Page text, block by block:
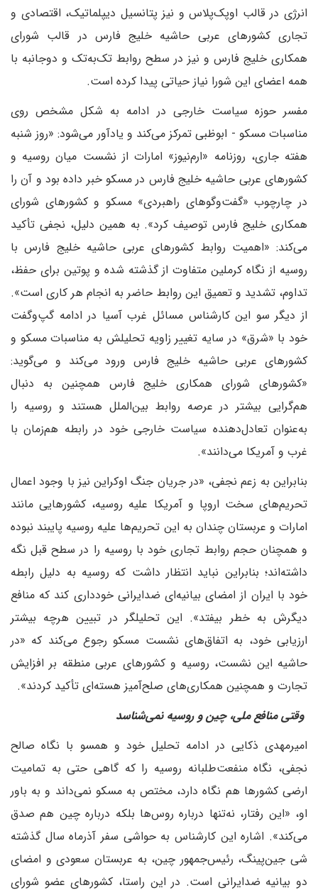
انرژی در قالب اوپک‌پلاس و نیز پتانسیل دیپلماتیک، اقتصادی و
تجاری کشورهای عربی حاشیه خلیج فارس در قالب شورای
همکاری خلیج فارس و نیز در سطح روابط تک‌به‌تک و دوجانبه با
همه اعضای این شورا نیاز حیاتی پیدا کرده است.
مفسر حوزه سیاست خارجی در ادامه به شکل مشخص روی
مناسبات مسکو - ابوظبی تمرکز می‌کند و یادآور می‌شود: «روز شنبه
هفته جاری، روزنامه «ارم‌نیوز» امارات از نشست میان روسیه و
کشورهای عربی حاشیه خلیج فارس در مسکو خبر داده بود و آن را
در چارچوب «گفت‌وگوهای راهبردی» مسکو و کشورهای شورای
همکاری خلیج فارس توصیف کرد». به همین دلیل، نجفی تأکید
می‌کند: «اهمیت روابط کشورهای عربی حاشیه خلیج فارس با
روسیه از نگاه کرملین متفاوت از گذشته شده و پوتین برای حفظ،
تداوم، تشدید و تعمیق این روابط حاضر به انجام هر کاری است».
از دیگر سو این کارشناس مسائل غرب آسیا در ادامه گپ‌و‌گفت
خود با «شرق» در سایه تغییر زاویه تحلیلش به مناسبات مسکو و
کشورهای عربی حاشیه خلیج فارس ورود می‌کند و می‌گوید:
«کشورهای شورای همکاری خلیج فارس همچنین به دنبال
هم‌گرایی بیشتر در عرصه روابط بین‌الملل هستند و روسیه را
به‌عنوان تعادل‌دهنده سیاست خارجی خود در رابطه هم‌زمان با
غرب و آمریکا می‌دانند».
بنابراین به زعم نجفی، «در جریان جنگ اوکراین نیز با وجود اعمال
تحریم‌های سخت اروپا و آمریکا علیه روسیه، کشورهایی مانند
امارات و عربستان چندان به این تحریم‌ها علیه روسیه پایبند نبوده
و همچنان حجم روابط تجاری خود با روسیه را در سطح قبل نگه
داشته‌اند؛ بنابراین نباید انتظار داشت که روسیه به دلیل رابطه
خود با ایران از امضای بیانیه‌ای ضدایرانی خودداری کند که منافع
دیگرش به خطر بیفتد». این تحلیلگر در تبیین هر‌چه بیشتر
ارزیابی خود، به اتفاق‌های نشست مسکو رجوع می‌کند که «در
حاشیه این نشست، روسیه و کشورهای عربی منطقه بر افزایش
تجارت و همچنین همکاری‌های صلح‌آمیز هسته‌ای تأکید کردند».
وقتی منافع ملی، چین و روسیه نمی‌شناسد
امیرمهدی ذکایی در ادامه تحلیل خود و همسو با نگاه صالح
نجفی، نگاه منفعت‌طلبانه روسیه را که گاهی حتی به تمامیت
ارضی کشورها هم نگاه دارد، مختص به مسکو نمی‌داند و به باور
او، «این رفتار، نه‌تنها درباره روس‌ها بلکه درباره چین هم صدق
می‌کند». اشاره این کارشناس به حواشی سفر آذر‌ماه سال گذشته
شی جین‌پینگ، رئیس‌جمهور چین، به عربستان سعودی و امضای
دو بیانیه ضدایرانی است. در این راستا، کشورهای عضو شورای